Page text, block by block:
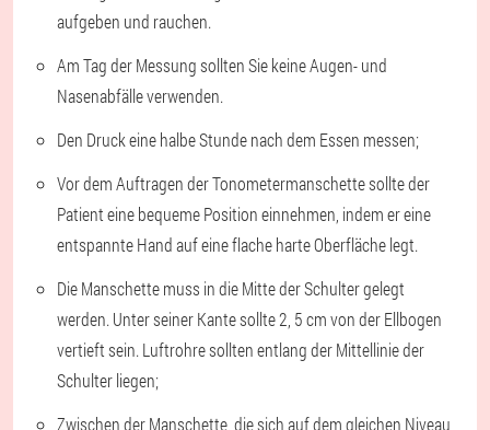
aufgeben und rauchen.
Am Tag der Messung sollten Sie keine Augen- und
Nasenabfälle verwenden.
Den Druck eine halbe Stunde nach dem Essen messen;
Vor dem Auftragen der Tonometermanschette sollte der
Patient eine bequeme Position einnehmen, indem er eine
entspannte Hand auf eine flache harte Oberfläche legt.
Die Manschette muss in die Mitte der Schulter gelegt
werden. Unter seiner Kante sollte 2, 5 cm von der Ellbogen
vertieft sein. Luftrohre sollten entlang der Mittellinie der
Schulter liegen;
Zwischen der Manschette, die sich auf dem gleichen Niveau